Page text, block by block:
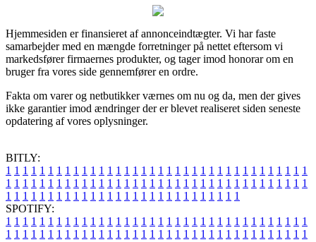
Hjemmesiden er finansieret af annonceindtægter. Vi har faste
samarbejder med en mængde forretninger på nettet eftersom vi
markedsfører firmaernes produkter, og tager imod honorar om en
bruger fra vores side gennemfører en ordre.
Fakta om varer og netbutikker værnes om nu og da, men der gives
ikke garantier imod ændringer der er blevet realiseret siden seneste
opdatering af vores oplysninger.
BITLY:
1 1 1 1 1 1 1 1 1 1 1 1 1 1 1 1 1 1 1 1 1 1 1 1 1 1 1 1 1 1 1 1 1 1 1 1
1 1 1 1 1 1 1 1 1 1 1 1 1 1 1 1 1 1 1 1 1 1 1 1 1 1 1 1 1 1 1 1 1 1 1 1
1 1 1 1 1 1 1 1 1 1 1 1 1 1 1 1 1 1 1 1 1 1 1 1 1 1 1 1
SPOTIFY:
1 1 1 1 1 1 1 1 1 1 1 1 1 1 1 1 1 1 1 1 1 1 1 1 1 1 1 1 1 1 1 1 1 1 1 1
1 1 1 1 1 1 1 1 1 1 1 1 1 1 1 1 1 1 1 1 1 1 1 1 1 1 1 1 1 1 1 1 1 1 1 1